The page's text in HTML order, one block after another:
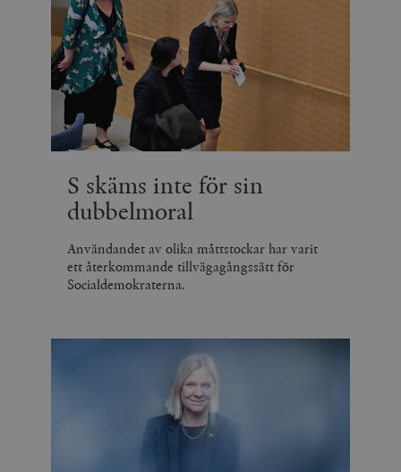
S skäms inte för sin
dubbelmoral
Användandet av olika måttstockar har varit
ett återkommande tillvägagångssätt för
Socialdemokraterna.